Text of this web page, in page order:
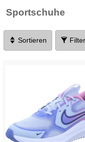
Sportschuhe
Sortieren